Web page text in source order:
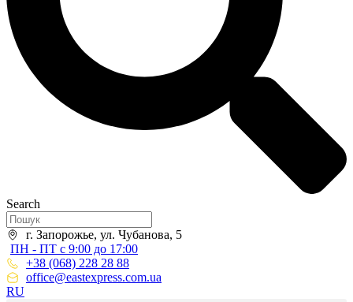
Search
г. Запорожье, ул. Чубанова, 5
ПН - ПТ с 9:00 до 17:00
+38 (068) 228 28 88
office@eastexpress.com.ua
RU